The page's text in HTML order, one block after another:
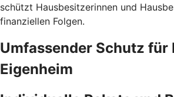
schützt Hausbesitzerinnen und
finanziellen Folgen.
Umfassender Schutz für
Eigenheim